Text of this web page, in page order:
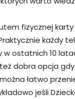
fizycznej
każdy
w ostatnich 10
dobra opcja
łatwo
jeśli